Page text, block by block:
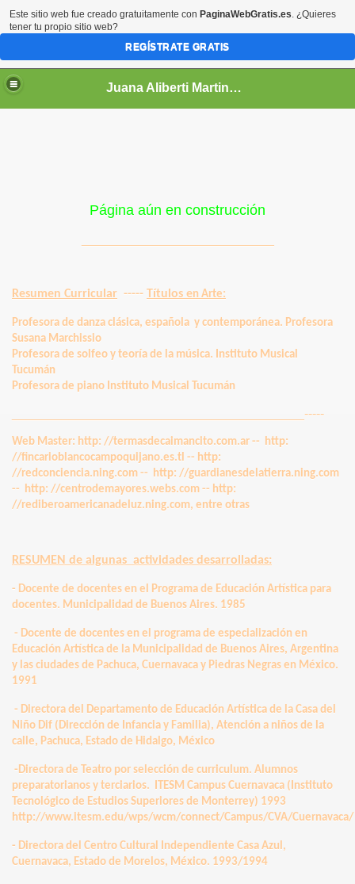
Juana Aliberti Martinez. Memoria del Portal de Sanación
Página aún en construcción
Resumen Curricular ----- Títulos en Arte:
Profesora de danza clásica, española y contemporánea. Profesora
Susana Marchissio
Profesora de solfeo y teoría de la música. Instituto Musical
Tucumán
Profesora de piano Instituto Musical Tucumán
_________________________________________-----
Web Master: http: //termasdecaimancito.com.ar -- http:
//fincarioblancocampoquijano.es.tl -- http:
//redconciencia.ning.com -- http: //guardianesdelatierra.ning.com
-- http: //centrodemayores.webs.com -- http:
//rediberoamericanadeluz.ning.com, entre otras
RESUMEN de algunas actividades desarrolladas:
- Docente de docentes en el Programa de Educación Artística para
docentes. Municipalidad de Buenos Aires. 1985
- Docente de docentes en el programa de especialización en
Educación Artística de la Municipalidad de Buenos Aires, Argentina
y las ciudades de Pachuca, Cuernavaca y Piedras Negras en México.
1991
- Directora del Departamento de Educación Artística de la Casa del
Niño Dif (Dirección de Infancia y Familia), Atención a niños de la
calle, Pachuca, Estado de Hidalgo, México
-Directora de Teatro por selección de curriculum. Alumnos
preparatorianos y terciarios. ITESM Campus Cuernavaca (Instituto
Tecnológico de Estudios Superiores de Monterrey) 1993
http://www.itesm.edu/wps/wcm/connect/Campus/CVA/Cuernavaca/
- Directora del Centro Cultural Independiente Casa Azul,
Cuernavaca, Estado de Morelos, México. 1993/1994
Este sitio web fue creado gratuitamente con PaginaWebGratis.es. ¿Quieres
tener tu propio sitio web?
REGÍSTRATE GRATIS